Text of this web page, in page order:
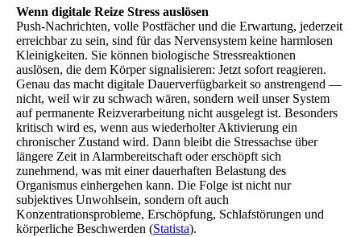
Wenn digitale Reize Stress auslösen
Push-Nachrichten, volle Postfächer und die Erwartung, jederzeit
erreichbar zu sein, sind für das Nervensystem keine harmlosen
Kleinigkeiten. Sie können biologische Stressreaktionen
auslösen, die dem Körper signalisieren: Jetzt sofort reagieren.
Genau das macht digitale Dauerverfügbarkeit so anstrengend —
nicht, weil wir zu schwach wären, sondern weil unser System
auf permanente Reizverarbeitung nicht ausgelegt ist. Besonders
kritisch wird es, wenn aus wiederholter Aktivierung ein
chronischer Zustand wird. Dann bleibt die Stressachse über
längere Zeit in Alarmbereitschaft oder erschöpft sich
zunehmend, was mit einer dauerhaften Belastung des
Organismus einhergehen kann. Die Folge ist nicht nur
subjektives Unwohlsein, sondern oft auch
Konzentrationsprobleme, Erschöpfung, Schlafstörungen und
körperliche Beschwerden (Statista).